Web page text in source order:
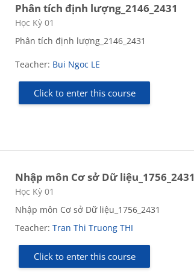
Phân tích định lượng_2146_2431
Course category
Học Kỳ 01
Phân tích định lượng_2146_2431
Teacher: Bui Ngoc LE
Click to enter this course
Nhập môn Cơ sở Dữ liệu_1756_2431
Course category
Học Kỳ 01
Nhập môn Cơ sở Dữ liệu_1756_2431
Teacher:Tran Thi Truong THI
Click to enter this course